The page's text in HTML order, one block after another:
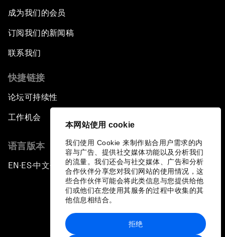
本网站使用 cookie
我们使用 Cookie 来制作贴合用户需求的内
容与广告、提供社交媒体功能以及分析我们
的流量。我们还会与社交媒体、广告和分析
合作伙伴分享您对我们网站的使用情况，这
些合作伙伴可能会将此类信息与您提供给他
们或他们在您使用其服务的过程中收集的其
他信息相结合。
拒绝
成为我们的会员
订阅我们的新闻稿
联系我们
快捷链接
论坛可持续性
工作机会
语言版本
EN ▪ES▪中文▪ 日本語